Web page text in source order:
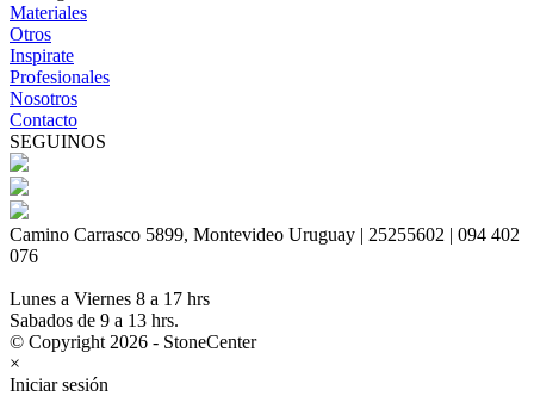
Materiales
Otros
Inspirate
Profesionales
Nosotros
Contacto
SEGUINOS
Camino Carrasco 5899, Montevideo Uruguay | 25255602 | 094 402
076
Lunes a Viernes 8 a 17 hrs
Sabados de 9 a 13 hrs.
© Copyright 2026 - StoneCenter
×
Iniciar sesión